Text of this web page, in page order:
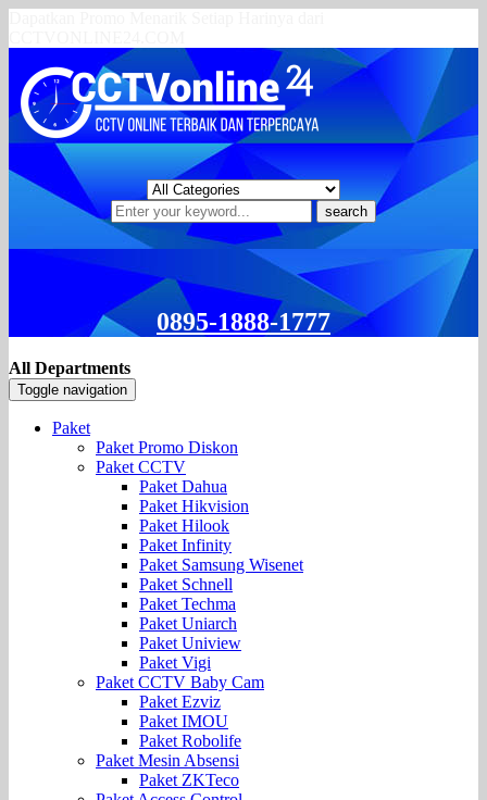
search
0895-1888-1777
All Departments
Toggle navigation
Paket
Paket Promo Diskon
Paket CCTV
Paket Dahua
Paket Hikvision
Paket Hilook
Paket Infinity
Paket Samsung Wisenet
Paket Schnell
Paket Techma
Paket Uniarch
Paket Uniview
Paket Vigi
Paket CCTV Baby Cam
Paket Ezviz
Paket IMOU
Paket Robolife
Paket Mesin Absensi
Paket ZKTeco